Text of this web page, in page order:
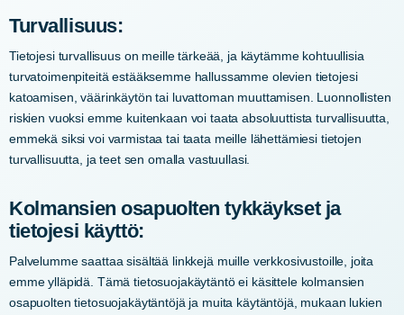
Turvallisuus:
Tietojesi turvallisuus on meille tärkeää, ja käytämme kohtuullisia
turvatoimenpiteitä estääksemme hallussamme olevien tietojesi
katoamisen, väärinkäytön tai luvattoman muuttamisen. Luonnollisten
riskien vuoksi emme kuitenkaan voi taata absoluuttista turvallisuutta,
emmekä siksi voi varmistaa tai taata meille lähettämiesi tietojen
turvallisuutta, ja teet sen omalla vastuullasi.
Kolmansien osapuolten tykkäykset ja
tietojesi käyttö:
Palvelumme saattaa sisältää linkkejä muille verkkosivustoille, joita
emme ylläpidä. Tämä tietosuojakäytäntö ei käsittele kolmansien
osapuolten tietosuojakäytäntöjä ja muita käytäntöjä, mukaan lukien